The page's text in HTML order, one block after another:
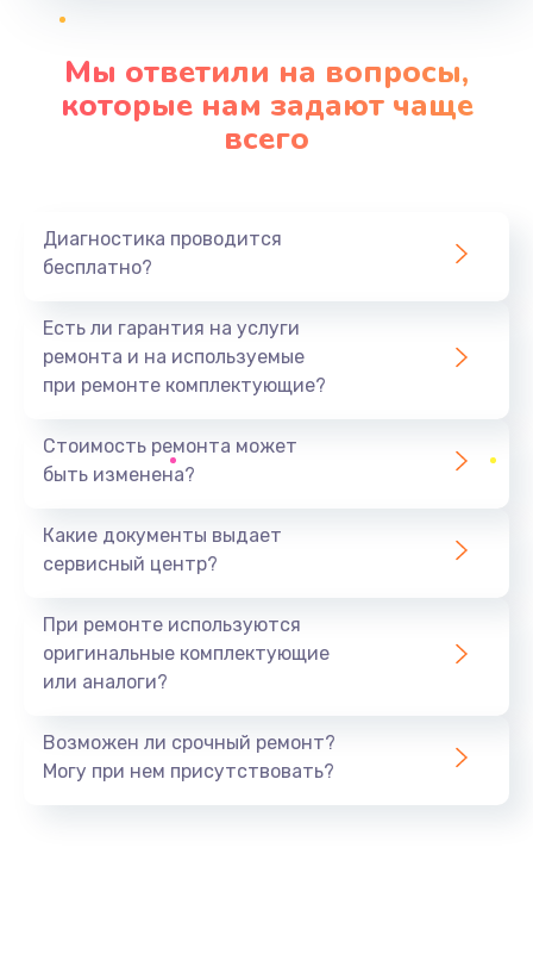
Очистка кофемашины от накипи
от 400 руб.
Заказать
от 400 руб.
от 330 руб.
Замена трубок кофемашины
Заказать
Ремонт блока управления
от 530 руб.
Мы ответили на вопросы,
которые нам задают чаще
всего
Диагностика проводится
бесплатно?
Есть ли гарантия на услуги
ремонта и на используемые
при ремонте комплектующие?
Стоимость ремонта может
быть изменена?
Какие документы выдает
сервисный центр?
При ремонте используются
оригинальные комплектующие
или аналоги?
Возможен ли срочный ремонт?
Могу при нем присутствовать?